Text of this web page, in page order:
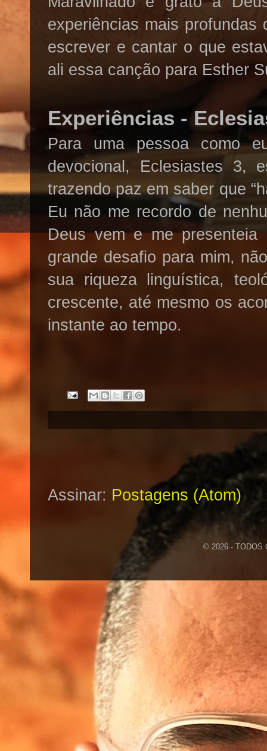
experiências mais
escrever e cantar o que
ali essa canção para Esther
Experiências -
Para uma pessoa como
devocional, Eclesiastes 3,
trazendo paz em saber que
Eu não me recordo de
Deus vem e me
grande desafio para mim,
sua riqueza linguística,
crescente, até mesmo os
instante ao tempo.
Assinar: Postagens (Atom)
© 2026 - TODOS